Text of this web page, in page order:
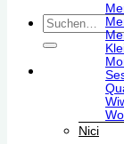
Suchen
nach:
Nici